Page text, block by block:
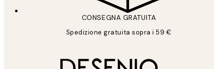
CONSEGNA GRATUITA
Spedizione gratuita sopra i 59 €